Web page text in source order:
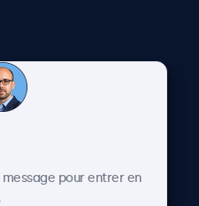
et mises à jour
pour entrer en